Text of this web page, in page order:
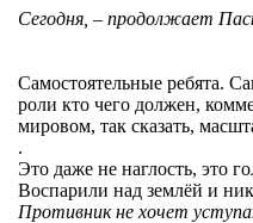
Сегодня, – продолжает
Самостоятельные ребята.
роли кто чего должен,
мировом, так сказать,
.
Это даже не наглость, это
Воспарили над землёй и
Противник не хочет